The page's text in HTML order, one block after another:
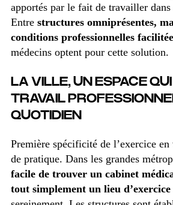
apportés par le fait de travailler
Entre structures omniprésentes,
conditions professionnelles
médecins optent pour cette solution.
LA VILLE, UN ESPACE
TRAVAIL
QUOTIDIEN
Première spécificité de l’exercice
de pratique. Dans les grandes
facile de trouver un cabinet
tout simplement un lieu d’exercice